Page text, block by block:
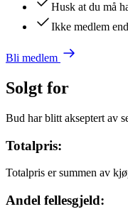
Husk at du må
Ikke medlem
Bli medlem
Solgt for
Bud har blitt akseptert av
Totalpris:
Totalpris er summen av
Andel fellesgjeld: